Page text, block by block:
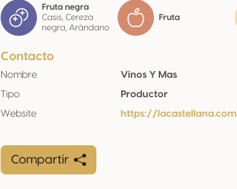
Fruta negra
Casis, Cereza
negra, Arándano
Fruta
Contacto
Nombre
Vinos Y Mas
Tipo
Productor
Website
https://lacastellana.com
Compartir